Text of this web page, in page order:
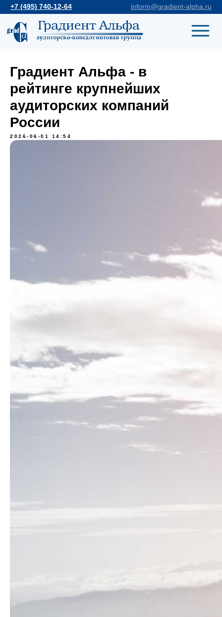
inform@gradient-alpha.ru
+7 (495) 740-12-64
Градиент Альфа - в
рейтинге крупнейших
аудиторских компаний
России
2026-06-01 14:54